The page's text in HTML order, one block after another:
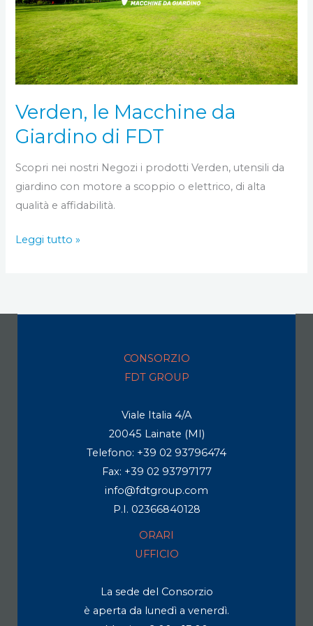
Verden, le Macchine da
Giardino di FDT
Scopri nei nostri Negozi i prodotti Verden, utensili da
giardino con motore a scoppio o elettrico, di alta
qualità e affidabilità.
Giardino
di
FDT
Leggi tutto »
CONSORZIO
FDT GROUP
Viale Italia 4/A
20045 Lainate (MI)
Telefono: +39 02 93796474
Fax: +39 02 93797177
info@fdtgroup.com
P.I. 02366840128
ORARI
UFFICIO
La sede del Consorzio
è aperta da lunedì a venerdì.